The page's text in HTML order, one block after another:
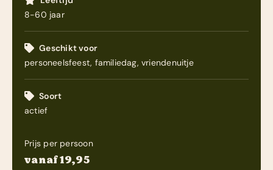
8-60 jaar
Geschikt voor
personeelsfeest, familiedag, vriendenuitje
Soort
actief
Prijs per persoon
vanaf 19,95